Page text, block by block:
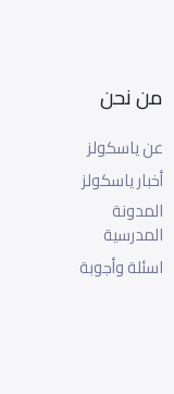
من نحن
عن ياسكولز
أخبار ياسكولز
المدونة
المدرسية
اسئلة وأجوبة